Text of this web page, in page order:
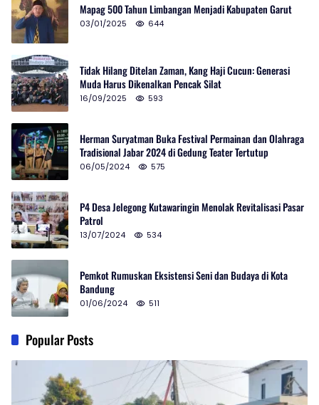
Mapag 500 Tahun Limbangan Menjadi Kabupaten Garut
03/01/2025 644
Tidak Hilang Ditelan Zaman, Kang Haji Cucun: Generasi
Muda Harus Dikenalkan Pencak Silat
16/09/2025 593
Herman Suryatman Buka Festival Permainan dan Olahraga
Tradisional Jabar 2024 di Gedung Teater Tertutup
06/05/2024 575
P4 Desa Jelegong Kutawaringin Menolak Revitalisasi Pasar
Patrol
13/07/2024 534
Pemkot Rumuskan Eksistensi Seni dan Budaya di Kota
Bandung
01/06/2024 511
Popular Posts